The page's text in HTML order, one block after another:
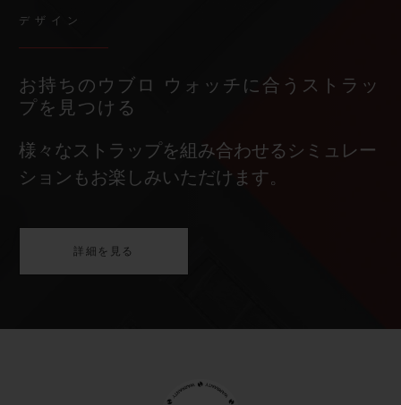
デザイン
お持ちのウブロ ウォッチに合うストラッ
プを見つける
様々なストラップを組み合わせるシミュレー
ションもお楽しみいただけます。
詳細を見る